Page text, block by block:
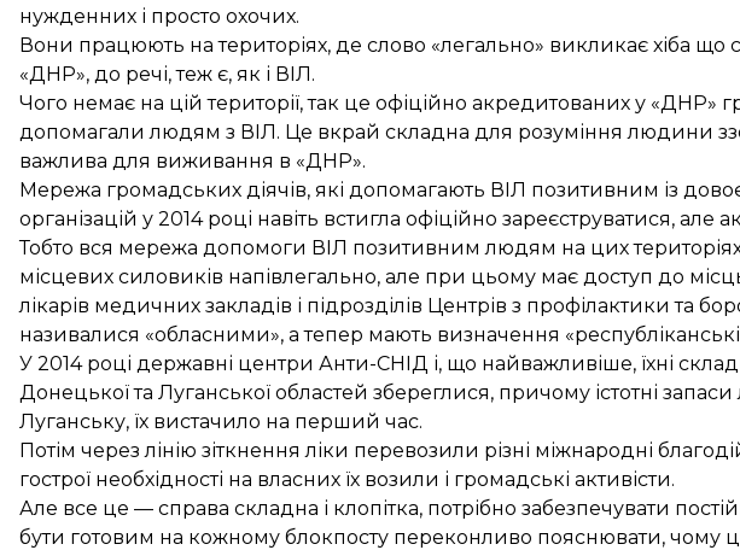
нужденних і просто охочих.
Вони працюють на територіях, де слово «легально» викликає хіба що
«ДНР», до речі, теж є, як і ВІЛ.
Чого немає на цій території, так це офіційно акредитованих у «ДНР»
допомагали людям з ВІЛ. Це вкрай складна для розуміння людини
важлива для виживання в «ДНР».
Мережа громадських діячів, які допомагають ВІЛ позитивним із
організацій у 2014 році навіть встигла офіційно зареєструватися, але
Тобто вся мережа допомоги ВІЛ позитивним людям на цих
місцевих силовиків напівлегально, але при цьому має доступ до
лікарів медичних закладів і підрозділів Центрів з профілактики та
називалися «обласними», а тепер мають визначення
У 2014 році державні центри Анти-СНІД і, що найважливіше, їхні склади
Донецької та Луганської областей збереглися, причому істотні
Луганську, їх вистачило на перший час.
Потім через лінію зіткнення ліки перевозили різні міжнародні
гострої необхідності на власних їх возили і громадські активісти.
Але все це — справа складна і клопітка, потрібно забезпечувати
бути готовим на кожному блокпосту переконливо пояснювати, чому